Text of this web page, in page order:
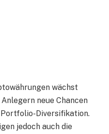
wächst
neue Chancen
Diversifikation.
jedoch auch die